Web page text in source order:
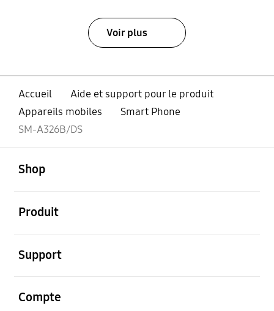
Voir plus
Accueil
Aide et support pour le produit
Appareils mobiles
Smart Phone
SM-A326B/DS
Shop
Produit
Support
Compte